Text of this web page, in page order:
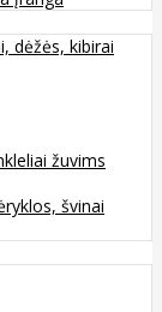
dėžės, kibirai
žuvims
švinai